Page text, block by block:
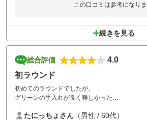
この口コミは参考になり
続きを見る
総合評価
4.0
初ラウンド
初めてのラウンドでしたが、
グリーンの手入れが良く難しかった
スタッフの応対も良く食事も期待通り美味しかっ
たにっちょさん （男性 / 60代）